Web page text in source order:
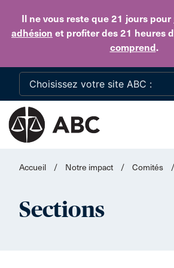
Il ne vous reste que 21 jours pour
adhésion et profiter des 21 heures
comprend.
Accueil / Notre impact / Comités /
Sections